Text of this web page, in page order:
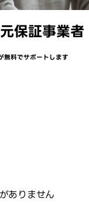
保証事業者
無料でサポートします
ありません